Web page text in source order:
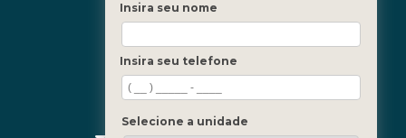
Fale Conosco
(21) 3619-5657
(21) 99390-3850
Barra - Rio de Janeiro
Insira seu nome
Insira seu telefone
Selecione a unidade